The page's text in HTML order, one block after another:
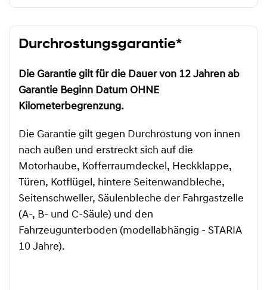
Durchrostungsgarantie*
Die Garantie gilt für die Dauer von 12 Jahren ab
Garantie Beginn Datum OHNE
Kilometerbegrenzung.
Die Garantie gilt gegen Durchrostung von innen
nach außen und erstreckt sich auf die
Motorhaube, Kofferraumdeckel, Heckklappe,
Türen, Kotflügel, hintere Seitenwandbleche,
Seitenschweller, Säulenbleche der Fahrgastzelle
(A-, B- und C-Säule) und den
Fahrzeugunterboden (modellabhängig - STARIA
10 Jahre).